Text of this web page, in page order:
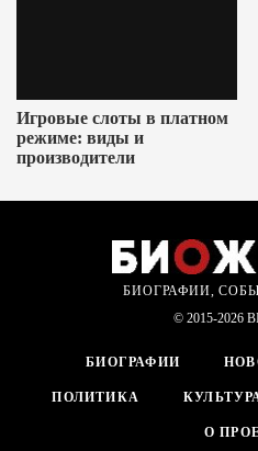
Игровые слоты в платном
режиме: виды и
производители
БИОГРАФИИ,
© 2015-2026
БИОГРАФИИ
ПОЛИТИКА
О